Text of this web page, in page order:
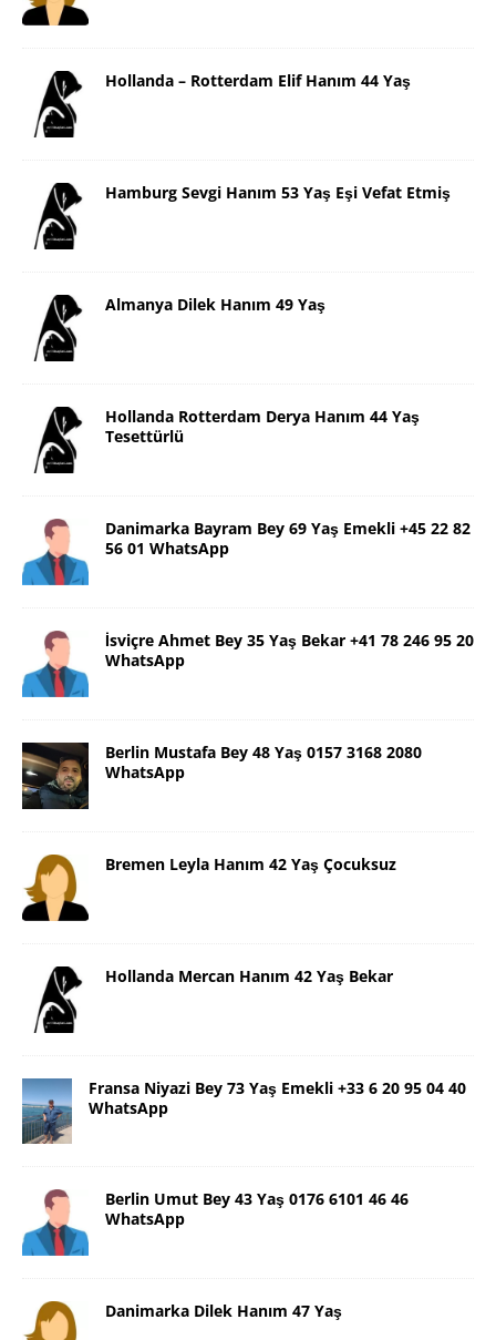
Hollanda – Rotterdam Elif Hanım 44 Yaş
Hamburg Sevgi Hanım 53 Yaş Eşi Vefat Etmiş
Almanya Dilek Hanım 49 Yaş
Hollanda Rotterdam Derya Hanım 44 Yaş
Tesettürlü
Danimarka Bayram Bey 69 Yaş Emekli +45 22 82
56 01 WhatsApp
İsviçre Ahmet Bey 35 Yaş Bekar +41 78 246 95 20
WhatsApp
Berlin Mustafa Bey 48 Yaş 0157 3168 2080
WhatsApp
Bremen Leyla Hanım 42 Yaş Çocuksuz
Hollanda Mercan Hanım 42 Yaş Bekar
Fransa Niyazi Bey 73 Yaş Emekli +33 6 20 95 04 40
WhatsApp
Berlin Umut Bey 43 Yaş 0176 6101 46 46
WhatsApp
Danimarka Dilek Hanım 47 Yaş